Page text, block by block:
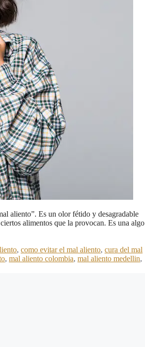
aliento”. Es un olor fétido y desagradable
alimentos que la provocan. Es una algo
, como evitar el mal aliento, cura del mal
, mal aliento colombia, mal aliento medellin,